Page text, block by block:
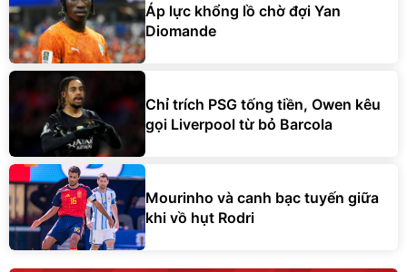
Áp lực khổng lồ chờ đợi Yan
Diomande
Chỉ trích PSG tống tiền, Owen kêu
gọi Liverpool từ bỏ Barcola
Mourinho và canh bạc tuyến giữa
khi vồ hụt Rodri